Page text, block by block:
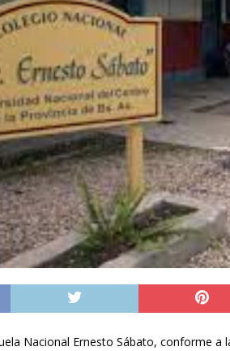
Nacional Ernesto Sábato, conforme